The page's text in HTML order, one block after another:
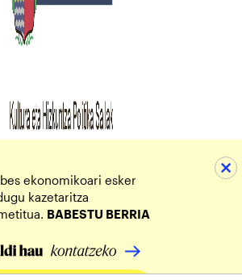
ekonomikoari esker
kazetaritza
BABESTU BERRIA